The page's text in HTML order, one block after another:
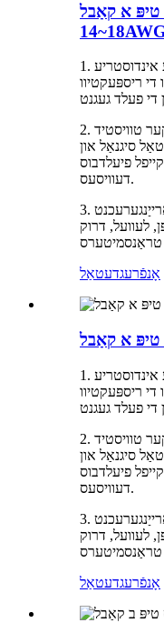
טיפּ א קאַבל
1. פֿאַר פּראָצעס קאָנטראָל אָטאָמאַציע אינדוסטריע
די ריספּעקטיוו
2. פאַונדיישאַן פיעלדבוס: אַן איינציקער טוויסטיד
סיגנאַל און
פיעלדבוס
דעוויסעס.
3. קאָנטראָל סיסטעם טראַנסמיסיע אַרייַנגערעכנט
לעוועל, דרוק
אָנפֿרעגדעטאַל
טיפּ א קאַבל
1. פֿאַר פּראָצעס קאָנטראָל אָטאָמאַציע אינדוסטריע
די ריספּעקטיוו
2. פאַונדיישאַן פיעלדבוס: אַן איינציקער טוויסטיד
סיגנאַל און
פיעלדבוס
דעוויסעס.
3. קאָנטראָל סיסטעם טראַנסמיסיע אַרייַנגערעכנט
לעוועל, דרוק
אָנפֿרעגדעטאַל